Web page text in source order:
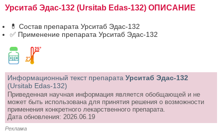
Урситаб Эдас-132 (Ursitab Edas-132) ОПИСАНИЕ
💊 Состав препарата Урситаб Эдас-132
✅ Применение препарата Урситаб Эдас-132
Информационный текст препарата Урситаб Эдас-132
(Ursitab Edas-132)
Приведенная научная информация является обобщающей и не
может быть использована для принятия решения о возможности
применения конкретного лекарственного препарата.
Дата обновления: 2026.06.19
Реклама